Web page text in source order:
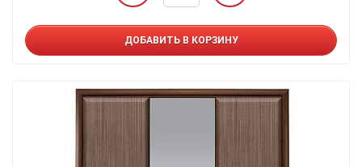
ДОБАВИТЬ В КОРЗИНУ